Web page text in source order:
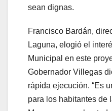
sean dignas.
Francisco Bardán,
Laguna, elogió el
Municipal en este
Gobernador Villegas
rápida ejecución. “Es
para los habitantes de